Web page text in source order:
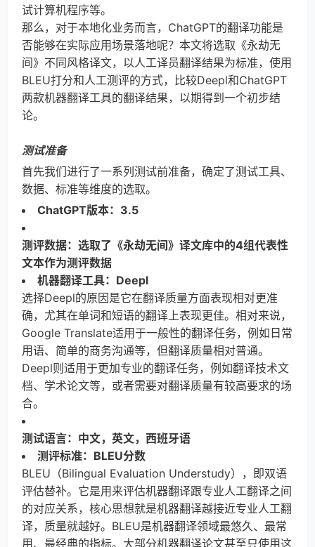
试计算机程序等。
那么，对于本地化业务而言，ChatGPT的翻译功能是
否能够在实际应用场景落地呢？本文将选取《永劫无
间》不同风格译文，以人工译员翻译结果为标准，使用
BLEU打分和人工测评的方式，比较Deepl和ChatGPT
两款机器翻译工具的翻译结果，以期得到一个初步结
论。
测试准备
首先我们进行了一系列测试前准备，确定了测试工具、
数据、标准等维度的选取。
ChatGPT版本：3.5
测评数据：选取了《永劫无间》译文库中的4组代表性
文本作为测评数据
机器翻译工具：Deepl
选择Deepl的原因是它在翻译质量方面表现相对更准
确，尤其在单词和短语的翻译上表现更佳。相对来说，
Google Translate适用于一般性的翻译任务，例如日常
用语、简单的商务沟通等，但翻译质量相对普通。
Deepl则适用于更加专业的翻译任务，例如翻译技术文
档、学术论文等，或者需要对翻译质量有较高要求的场
合。
测试语言：中文，英文，西班牙语
测评标准：BLEU分数
BLEU（Bilingual Evaluation Understudy），即双语
评估替补。它是用来评估机器翻译跟专业人工翻译之间
的对应关系，核心思想就是机器翻译越接近专业人工翻
译，质量就越好。BLEU是机器翻译领域最悠久、最常
用、最经典的指标。大部分机器翻译论文甚至只使用这